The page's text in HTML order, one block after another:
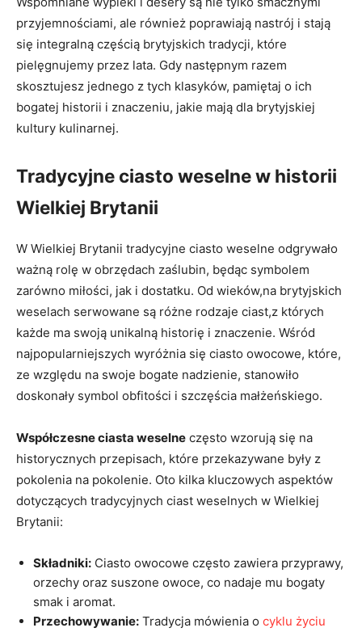
przyjemnościami, ale również poprawiają nastrój i stają
się integralną częścią brytyjskich tradycji, które
pielęgnujemy przez lata. Gdy następnym razem
skosztujesz jednego z tych klasyków, pamiętaj o ich
bogatej historii i znaczeniu, jakie mają dla brytyjskiej
kultury kulinarnej.
Tradycyjne ciasto weselne w historii
Wielkiej Brytanii
W Wielkiej Brytanii tradycyjne ciasto weselne odgrywało
ważną rolę w obrzędach zaślubin, będąc symbolem
zarówno miłości, jak i dostatku. Od wieków,na brytyjskich
weselach serwowane są różne rodzaje ciast,z których
każde ma swoją unikalną historię i znaczenie. Wśród
najpopularniejszych wyróżnia się ciasto owocowe, które,
ze względu na swoje bogate nadzienie, stanowiło
doskonały symbol obfitości i szczęścia małżeńskiego.
Współczesne ciasta weselne często wzorują się na
historycznych przepisach, które przekazywane były z
pokolenia na pokolenie. Oto kilka kluczowych aspektów
dotyczących tradycyjnych ciast weselnych w Wielkiej
Brytanii:
Składniki: Ciasto owocowe często zawiera przyprawy,
orzechy oraz suszone owoce, co nadaje mu bogaty
smak i aromat.
Przechowywanie: Tradycja mówienia o cyklu życiu